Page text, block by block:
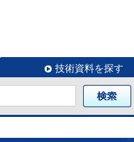
技術資料を探す